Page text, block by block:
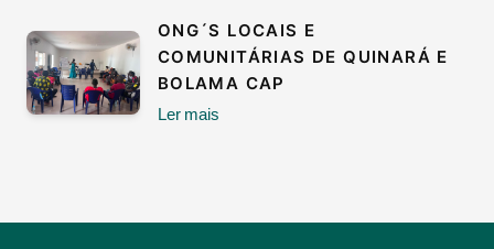
ONG´S LOCAIS E
COMUNITÁRIAS DE QUINARÁ E
BOLAMA CAP
Ler mais